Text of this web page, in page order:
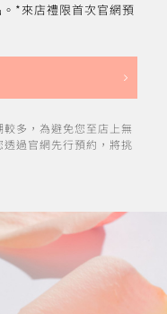
*來店禮限首次官網預
多，為避免您至店上無
過官網先行預約，將挑